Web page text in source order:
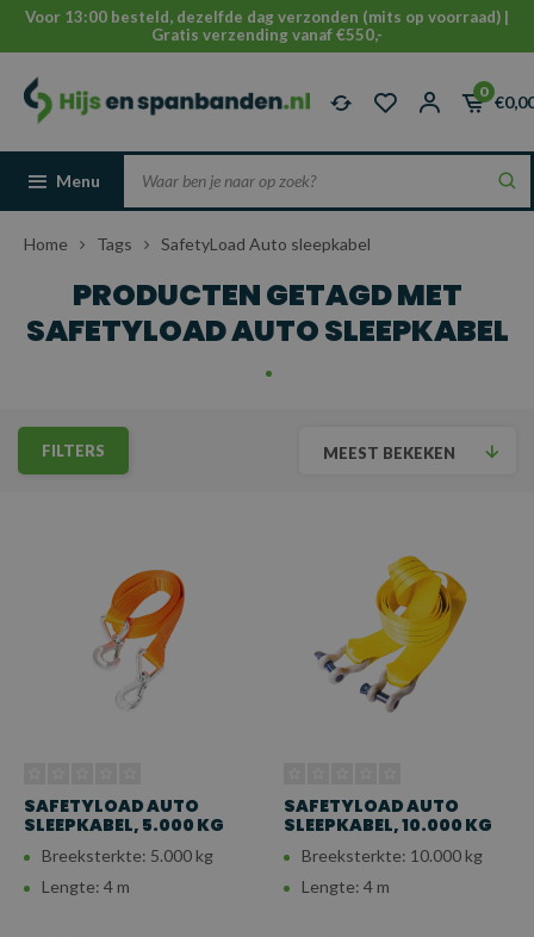
Voor 13:00 besteld, dezelfde dag verzonden (mits op voorraad) |
Gratis verzending vanaf €550,-
0
Menu
Home Tags SafetyLoad Auto sleepkabel
PRODUCTEN GETAGD MET
SAFETYLOAD AUTO SLEEPKABEL
FILTERS MEEST BEKEKEN
SAFETYLOAD AUTO
SLEEPKABEL, 5.000 KG
Breeksterkte: 5.000 kg
Lengte: 4 m
SAFETYLOAD AUTO
SLEEPKABEL, 10.000 KG
Breeksterkte: 10.000 kg
Lengte: 4 m